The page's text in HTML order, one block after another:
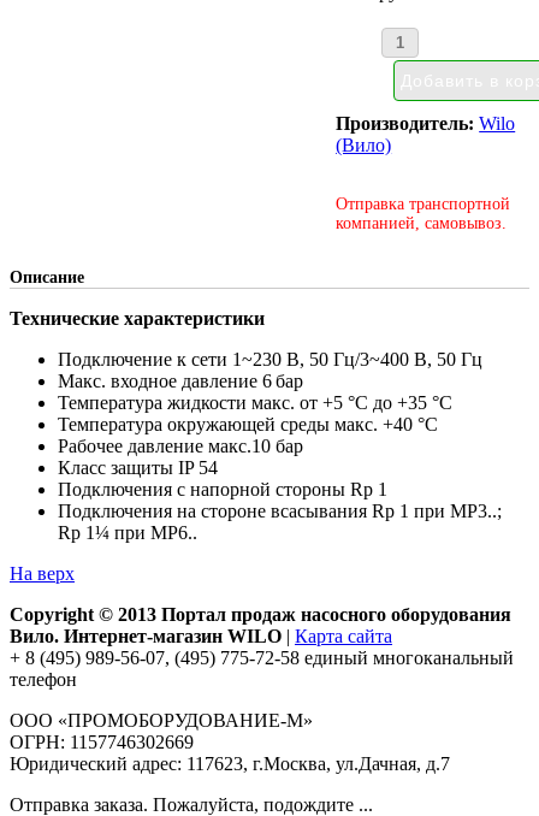
Производитель:Wilo
(Вило)
Отправка транспортной
компанией, самовывоз.
Описание
Технические характеристики
Подключение к сети 1~230 В, 50 Гц/3~400 В, 50 Гц
Макс. входное давление 6 бар
Температура жидкости макс. от +5 °C до +35 °C
Температура окружающей среды макс. +40 °C
Рабочее давление макс.10 бар
Класс защиты IP 54
Подключения с напорной стороны Rp 1
Подключения на стороне всасывания Rp 1 при MP3..;
Rp 1¼ при MP6..
На верх
Copyright © 2013 Портал продаж насосного оборудования
Вило. Интернет-магазин WILO | Карта сайта
+ 8 (495) 989-56-07, (495) 775-72-58 единый многоканальный
телефон
ООО «ПРОМОБОРУДОВАНИЕ-М»
ОГРН: 1157746302669
Юридический адрес: 117623, г.Москва, ул.Дачная, д.7
Отправка заказа. Пожалуйста, подождите ...